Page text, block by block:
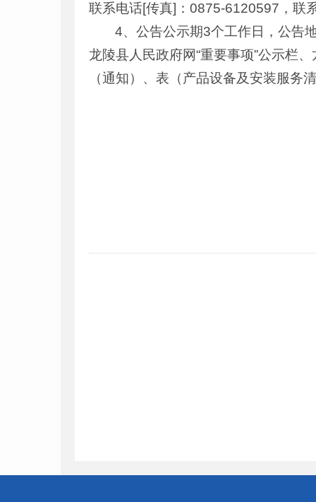
联系电话[传真]：0875-6120597，联
4、公告公示期3个工作日，公告
龙陵县人民政府网“重要事项”公示栏
（通知）、表（产品设备及安装服务